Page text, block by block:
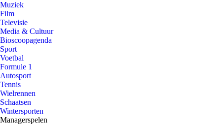
Muziek
Film
Televisie
Media & Cultuur
Bioscoopagenda
Sport
Voetbal
Formule 1
Autosport
Tennis
Wielrennen
Schaatsen
Wintersporten
Managerspelen